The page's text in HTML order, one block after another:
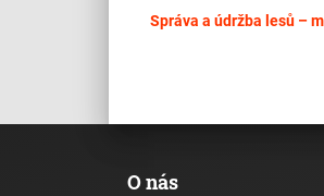
Správa a údržba lesů –
O nás